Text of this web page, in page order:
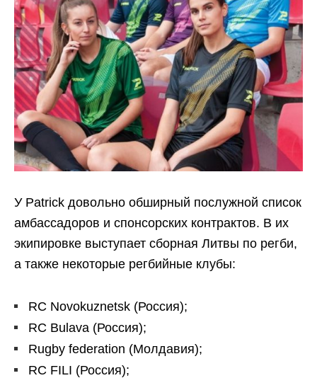
У Patrick довольно обширный послужной список
амбассадоров и спонсорских контрактов. В их
экипировке выступает сборная Литвы по регби,
а также некоторые регбийные клубы:
RC Novokuznetsk (Россия);
RC Bulava (Россия);
Rugby federation (Молдавия);
RC FILI (Россия);